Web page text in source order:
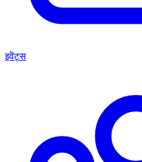
इवेंट्स